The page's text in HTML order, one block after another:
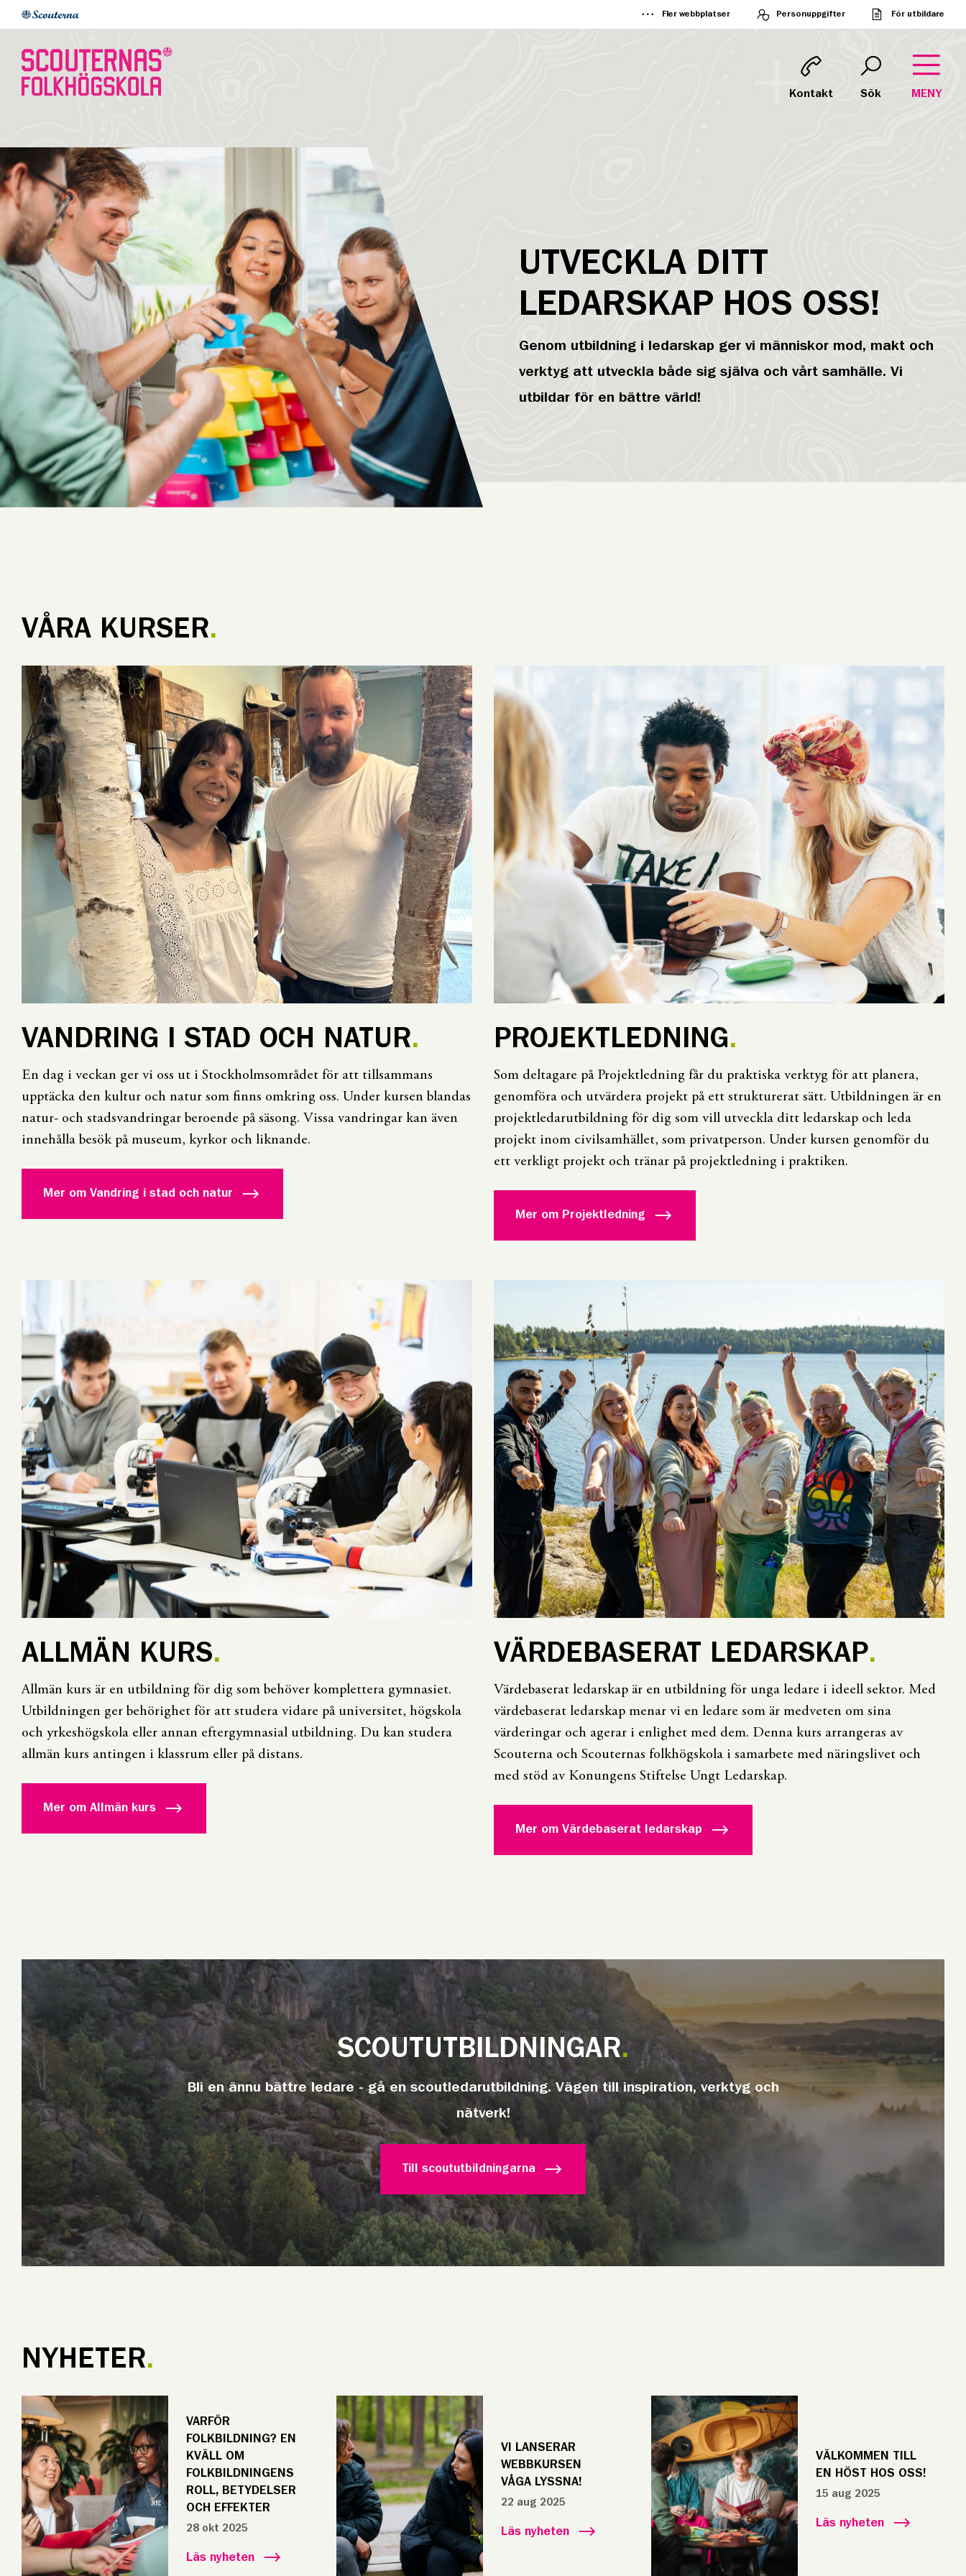
Fler webbplatser Personuppgifter För utbildare
Kontakt Sök MENY
UTVECKLA DITT
LEDARSKAP HOS OSS!
Genom utbildning i ledarskap ger vi människor mod, makt och
verktyg att utveckla både sig själva och vårt samhälle. Vi
utbildar för en bättre värld!
VÅRA KURSER
VANDRING I STAD OCH NATUR
En dag i veckan ger vi oss ut i Stockholmsområdet för att tillsammans
upptäcka den kultur och natur som finns omkring oss. Under kursen blandas
natur- och stadsvandringar beroende på säsong. Vissa vandringar kan även
innehålla besök på museum, kyrkor och liknande.
Mer om Vandring i stad och natur
PROJEKTLEDNING
Som deltagare på Projektledning får du praktiska verktyg för att planera,
genomföra och utvärdera projekt på ett strukturerat sätt. Utbildningen är en
projektledarutbildning för dig som vill utveckla ditt ledarskap och leda
projekt inom civilsamhället, som privatperson. Under kursen genomför du
ett verkligt projekt och tränar på projektledning i praktiken.
Mer om Projektledning
ALLMÄN KURS
Allmän kurs är en utbildning för dig som behöver komplettera gymnasiet.
Utbildningen ger behörighet för att studera vidare på universitet, högskola
och yrkeshögskola eller annan eftergymnasial utbildning. Du kan studera
allmän kurs antingen i klassrum eller på distans.
Mer om Allmän kurs
VÄRDEBASERAT LEDARSKAP
Värdebaserat ledarskap är en utbildning för unga ledare i ideell sektor. Med
värdebaserat ledarskap menar vi en ledare som är medveten om sina
värderingar och agerar i enlighet med dem. Denna kurs arrangeras av
Scouterna och Scouternas folkhögskola i samarbete med näringslivet och
med stöd av Konungens Stiftelse Ungt Ledarskap.
Mer om Värdebaserat ledarskap
SCOUTUTBILDNINGAR
Bli en ännu bättre ledare - gå en scoutledarutbildning. Vägen till inspiration, verktyg och
nätverk!
Till scoututbildningarna
NYHETER
VARFÖR
FOLKBILDNING? EN
KVÄLL OM
FOLKBILDNINGENS
ROLL, BETYDELSER
OCH EFFEKTER
28 okt 2025
Läs nyheten
VI LANSERAR
WEBBKURSEN
VÅGA LYSSNA!
22 aug 2025
Läs nyheten
VÄLKOMMEN TILL
EN HÖST HOS OSS!
15 aug 2025
Läs nyheten